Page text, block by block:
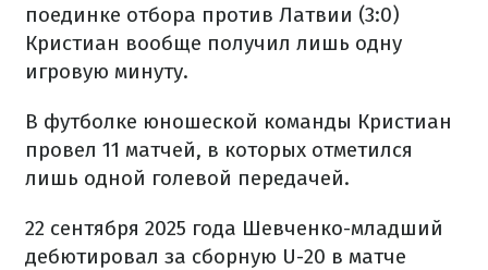
поединке отбора против Латвии (3:0)
Кристиан вообще получил лишь одну
игровую минуту.
В футболке юношеской команды Кристиан
провел 11 матчей, в которых отметился
лишь одной голевой передачей.
22 сентября 2025 года Шевченко-младший
дебютировал за сборную U-20 в матче